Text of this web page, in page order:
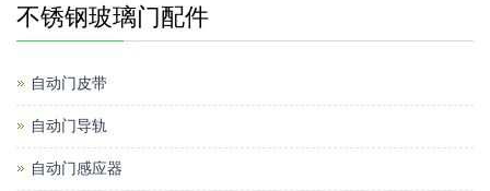
不锈钢玻璃门配件
自动门皮带
自动门导轨
自动门感应器